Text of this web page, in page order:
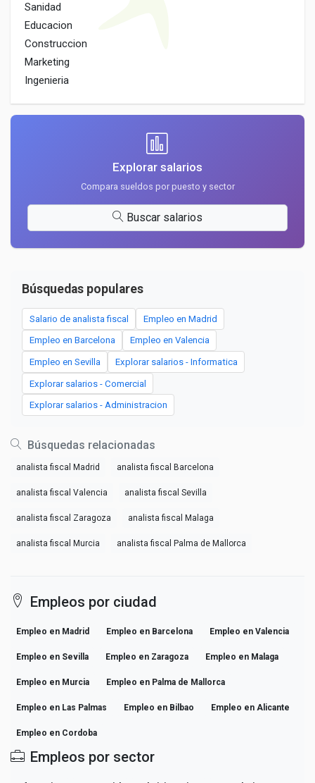
Sanidad
Educacion
Construccion
Marketing
Ingenieria
Explorar salarios
Compara sueldos por puesto y sector
Buscar salarios
Búsquedas populares
Salario de analista fiscal Empleo en Madrid
Empleo en Barcelona Empleo en Valencia
Empleo en Sevilla Explorar salarios - Informatica
Explorar salarios - Comercial
Explorar salarios - Administracion
Búsquedas relacionadas
analista fiscal Madrid analista fiscal Barcelona
analista fiscal Valencia analista fiscal Sevilla
analista fiscal Zaragoza analista fiscal Malaga
analista fiscal Murcia analista fiscal Palma de Mallorca
Empleos por ciudad
Empleo en Madrid Empleo en Barcelona Empleo en Valencia
Empleo en Sevilla Empleo en Zaragoza Empleo en Malaga
Empleo en Murcia Empleo en Palma de Mallorca
Empleo en Las Palmas Empleo en Bilbao Empleo en Alicante
Empleo en Cordoba
Empleos por sector